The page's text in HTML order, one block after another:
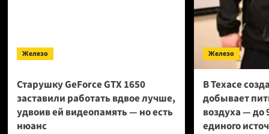
Железо
Старушку GeForce GTX 1650
заставили работать вдвое лучше,
удвоив ей видеопамять — но есть
нюанс
Железо
В Техасе
добывает
воздуха — до
единого